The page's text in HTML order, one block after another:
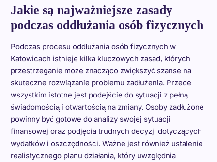
Jakie są najważniejsze zasady
podczas oddłużania osób fizycznych
Podczas procesu oddłużania osób fizycznych w
Katowicach istnieje kilka kluczowych zasad, których
przestrzeganie może znacząco zwiększyć szanse na
skuteczne rozwiązanie problemu zadłużenia. Przede
wszystkim istotne jest podejście do sytuacji z pełną
świadomością i otwartością na zmiany. Osoby zadłużone
powinny być gotowe do analizy swojej sytuacji
finansowej oraz podjęcia trudnych decyzji dotyczących
wydatków i oszczędności. Ważne jest również ustalenie
realistycznego planu działania, który uwzględnia